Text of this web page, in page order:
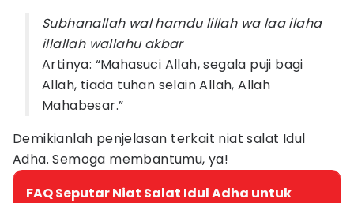
Subhanallah wal hamdu lillah wa laa ilaha
illallah wallahu akbar
Artinya: “Mahasuci Allah, segala puji bagi
Allah, tiada tuhan selain Allah, Allah
Mahabesar.”
Demikianlah penjelasan terkait niat salat Idul
Adha. Semoga membantumu, ya!
FAQ Seputar Niat Salat Idul Adha untuk